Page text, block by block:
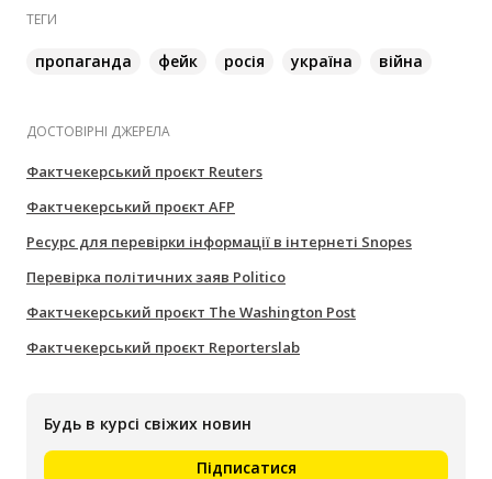
ТЕГИ
пропаганда фейк росія україна війна
ДОСТОВІРНІ ДЖЕРЕЛА
Фактчекерський проєкт Reuters
Фактчекерський проєкт AFP
Ресурс для перевірки інформації в інтернеті Snopes
Перевірка політичних заяв Politico
Фактчекерський проєкт The Washington Post
Фактчекерський проєкт Reporterslab
Будь в курсі свіжих новин
Підписатися